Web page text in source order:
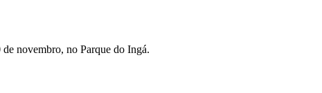
novembro, no Parque do Ingá.